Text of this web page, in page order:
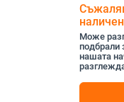
Може
подбрали
нашата